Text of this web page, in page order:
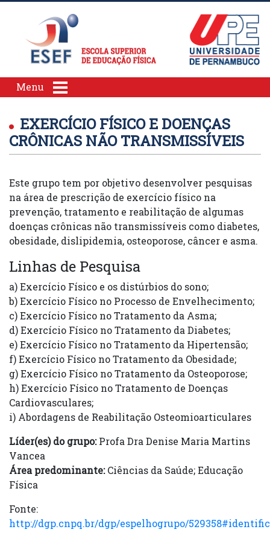
Menu
EXERCÍCIO FÍSICO E DOENÇAS
CRÔNICAS NÃO TRANSMISSÍVEIS
Este grupo tem por objetivo desenvolver pesquisas
na área de prescrição de exercício físico na
prevenção, tratamento e reabilitação de algumas
doenças crônicas não transmissíveis como diabetes,
obesidade, dislipidemia, osteoporose, câncer e asma.
Linhas de Pesquisa
a) Exercício Físico e os distúrbios do sono;
b) Exercício Físico no Processo de Envelhecimento;
c) Exercício Físico no Tratamento da Asma;
d) Exercício Físico no Tratamento da Diabetes;
e) Exercício Físico no Tratamento da Hipertensão;
f) Exercício Físico no Tratamento da Obesidade;
g) Exercício Físico no Tratamento da Osteoporose;
h) Exercício Físico no Tratamento de Doenças
Cardiovasculares;
i) Abordagens de Reabilitação Osteomioarticulares
Líder(es) do grupo:Profa Dra Denise Maria Martins
Vancea
Área predominante:Ciências da Saúde; Educação
Física
Fonte:
http://dgp.cnpq.br/dgp/espelhogrupo/